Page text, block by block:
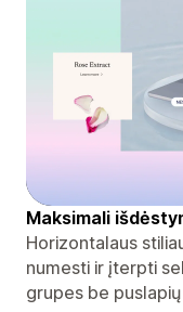
Maksimali
Horizontalaus
numesti ir įterpti
grupes be